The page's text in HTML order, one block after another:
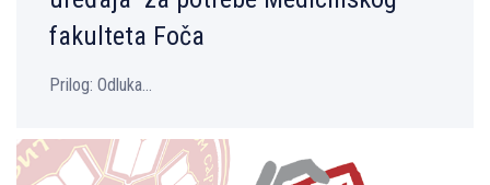
fakulteta Foča
Prilog: Odluka...